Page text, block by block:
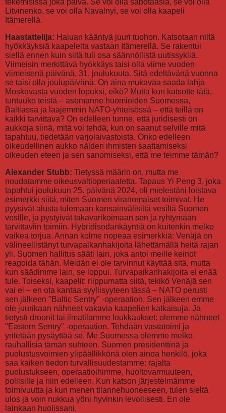
Litvinenko, se voi olla Navalnyi, se voi olla kaapeli
Itämerellä.
Haastattelija: Haluan kääntyä juuri tuohon. Katsotaan niitä
hyökkäyksiä kaapeleita vastaan Itämerellä. Se rakentui
siellä ennen kuin siitä tuli osa säännöllistä uutissykliä.
Viimeisin merkittävä hyökkäys taisi olla viime vuoden
viimeisenä päivänä, 31. joulukuuta. Sitä edeltävänä vuonna
se taisi olla joulupäivänä. On aina mukavaa saada lahja
Moskovasta vuoden lopuksi, eikö? Mutta kun katsotte tätä,
tuntuuko teistä – asemanne huomioiden Suomessa,
Baltiassa ja laajemmin NATO-yhteisössä – että teillä on
kaikki tarvittava? On edelleen tunne, että juridisesti on
aukkoja siinä, mitä voi tehdä, kun on saanut selville mitä
tapahtuu, tiedetään varjolaivastoista. Onko edelleen
oikeudellinen aukko näiden ihmisten saattamiseksi
oikeuden eteen ja sen sanomiseksi, että me teimme tämän?
Alexander Stubb: Tietyssä määrin on, mutta me
noudatamme oikeusvaltioperiaatetta. Tapaus Yi Peng 3, joka
tapahtui joulukuun 25. päivänä 2024, oli mielestäni loistava
esimerkki siitä, miten Suomen viranomaiset toimivat. He
pyysivät alusta tulemaan kansainvälisiltä vesiltä Suomen
vesille, ja pystyivät takavarikoimaan sen ja ryhtymään
tarvittaviin toimiin. Hybridisodankäyntiä on kuitenkin melko
vaikea torjua. Annan kolme nopeaa esimerkkiä: Venäjä on
välineellistänyt turvapaikanhakijoita lähettämällä heitä rajan
yli. Suomen hallitus sääti lain, joka antoi meille keinot
reagoida tähän. Meidän ei ole tarvinnut käyttää sitä, mutta
kun säädimme lain, se loppui. Turvapaikanhakijoita ei enää
tule. Toiseksi, kaapelit: riippumatta siitä, tekikö Venäjä sen
vai ei – en ota kantaa syyllisyyteen tässä – NATO perusti
sen jälkeen "Baltic Sentry" -operaation. Sen jälkeen emme
ole juurikaan nähneet vakavia kaapelien katkaisuja. Ja
tietysti droonit tai ilmatilamme loukkaukset: olemme nähneet
"Eastern Sentry" -operaation. Tehdään vastatoimi ja
yritetään pysäyttää se. Me Suomessa olemme melko
rauhallisia tämän suhteen. Suomen presidenttinä ja
puolustusvoimien ylipäällikkönä olen ainoa henkilö, joka
saa kaiken tiedon turvallisuudestamme: rajalta
puolustukseen, operaatioihimme, huoltovarmuuteen,
poliisille ja niin edelleen. Kun katson järjestelmämme
toimivuutta ja kun menen tilannehuoneeseen, tulen sieltä
ulos ja voin nukkua yöni hyvinkin levollisesti. En ole
lainkaan huolissani.